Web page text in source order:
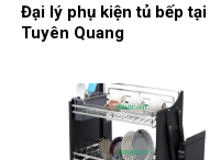
Đại lý phụ kiện tủ bếp tại
Tuyên Quang